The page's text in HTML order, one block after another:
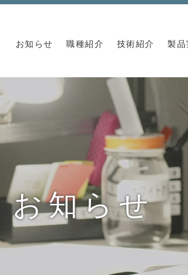
お知らせ 職種紹介 技術紹介 製品
お知らせ